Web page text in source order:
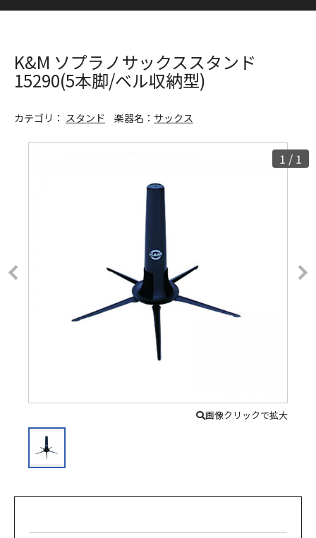
K&M ソプラノサックススタンド
15290(5本脚/ベル収納型)
カテゴリ： スタンド 楽器名： サックス
1 / 1
画像クリックで拡大